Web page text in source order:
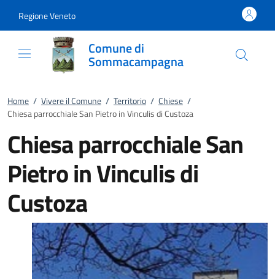
Regione Veneto
Comune di
Sommacampagna
Home / Vivere il Comune / Territorio / Chiese /
Chiesa parrocchiale San Pietro in Vinculis di Custoza
Chiesa parrocchiale San
Pietro in Vinculis di
Custoza